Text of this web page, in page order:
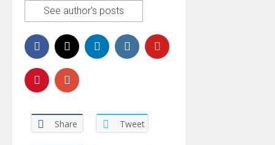
See author's posts
Share Tweet